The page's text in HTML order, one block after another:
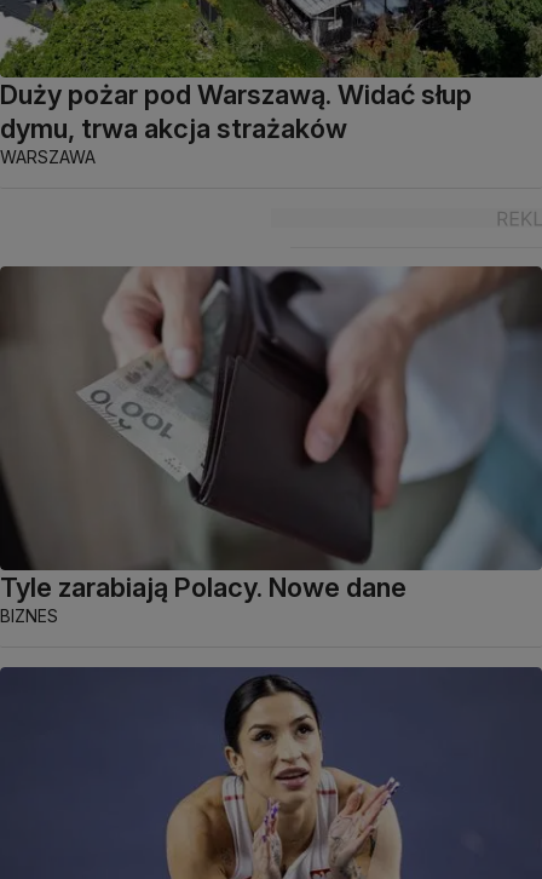
Duży pożar pod Warszawą. Widać słup
dymu, trwa akcja strażaków
WARSZAWA
Tyle zarabiają Polacy. Nowe dane
BIZNES